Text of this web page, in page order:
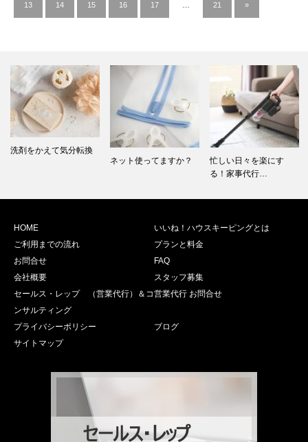
13 14 15 16 17 21 »
洗剤をかえて気分転換
ネット使ってますか？
忙しい日々を楽にす
る！家事代行…
HOME
いいね！ハウスキーピングとは
ご利用までの流れ
プランと料金
お問合せ
FAQ
会社概要
スタッフ募集
セールス・レップ （営業代行）＆コ
ンサルティング
営業代行 お問合せ
プライバシーポリシー
ブログ
サイトマップ